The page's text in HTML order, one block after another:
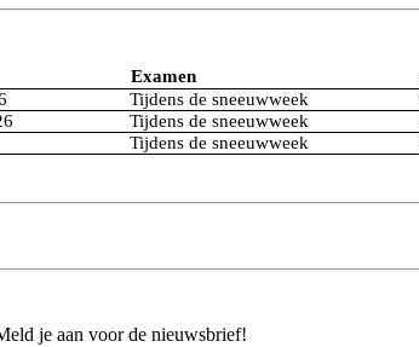
Examen
Tijdens de sneeuwweek
Tijdens de sneeuwweek
Tijdens de sneeuwweek
je aan voor de nieuwsbrief!